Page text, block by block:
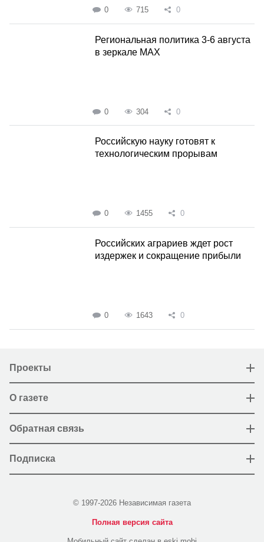
0 715 0
Региональная политика 3-6 августа
в зеркале MAX
0 304 0
Российскую науку готовят к
технологическим прорывам
0 1455 0
Российских аграриев ждет рост
издержек и сокращение прибыли
0 1643 0
Проекты
О газете
Обратная связь
Подписка
© 1997-2026 Независимая газета
Полная версия сайта